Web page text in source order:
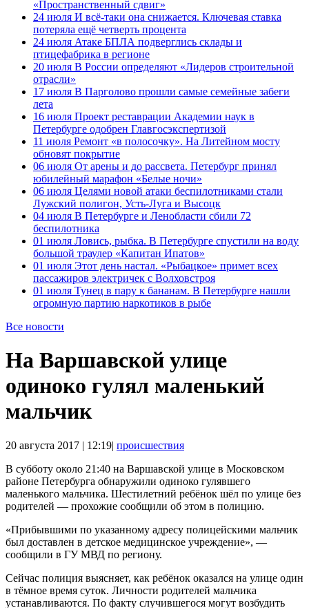
«Пространственный сдвиг»
24 июля И всё-таки она снижается. Ключевая ставка
потеряла ещё четверть процента
24 июля Атаке БПЛА подверглись склады и
птицефабрика в регионе
20 июля В России определяют «Лидеров строительной
отрасли»
17 июля В Парголово прошли самые семейные забеги
лета
16 июля Проект реставрации Академии наук в
Петербурге одобрен Главгосэкспертизой
11 июля Ремонт «в полосочку». На Литейном мосту
обновят покрытие
06 июля От арены и до рассвета. Петербург принял
юбилейный марафон «Белые ночи»
06 июля Целями новой атаки беспилотниками стали
Лужский полигон, Усть-Луга и Высоцк
04 июля В Петербурге и Ленобласти сбили 72
беспилотника
01 июля Ловись, рыбка. В Петербурге спустили на воду
большой траулер «Капитан Ипатов»
01 июля Этот день настал. «Рыбацкое» примет всех
пассажиров электричек с Волховстроя
01 июля Тунец в пару к бананам. В Петербурге нашли
огромную партию наркотиков в рыбе
Все новости
На Варшавской улице
одиноко гулял маленький
мальчик
20 августа 2017 | 12:19| происшествия
В субботу около 21:40 на Варшавской улице в Московском
районе Петербурга обнаружили одиноко гулявшего
маленького мальчика. Шестилетний ребёнок шёл по улице без
родителей — прохожие сообщили об этом в полицию.
«Прибывшими по указанному адресу полицейскими мальчик
был доставлен в детское медицинское учреждение», —
сообщили в ГУ МВД по региону.
Сейчас полиция выясняет, как ребёнок оказался на улице один
в тёмное время суток. Личности родителей мальчика
устанавливаются. По факту случившегося могут возбудить